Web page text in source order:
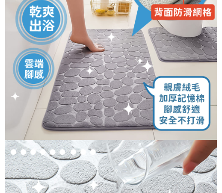
【注意事項】
１．透過由恩沛科技股份有限公司提供之「AFTEE先享後付」服務完成之交
易，需依本服務之必要範圍內提供個人資料，並將交易相關給付款項請求債
權轉讓予恩沛科技股份有限公司。
２．關於個人資料處理事宜，請瀏覽以下網址：
https://aftee.tw/terms/#terms3
３．未成年的使用者請事先徵得法定代理人或監護人之同意方可使用
「AFTEE先享後付」，若未經同意申辦者引起之損失，本公司不負相關責
任。
４．使用「AFTEE先享後付」時，將依據個別帳號之用戶狀況，依本公司即
時審查核予不同之上限額度；若仍有額度不足之情形，本公司將視審查結果
請求用戶進行身份認證。
５．嚴禁一人註冊多個帳號或使用他人資訊註冊。若發現惡意使用之情形，
恩沛科技股份有限公司將有權停止該用戶之使用額度並採取法律行動。
宅配
每筆NT$65，滿NT$99(含以上)免運費